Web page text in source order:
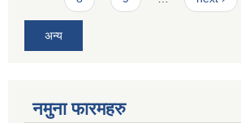
अन्य
नमुना फारमहरु